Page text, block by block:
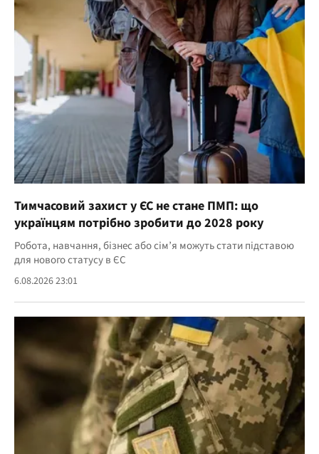
Тимчасовий захист у ЄС не стане ПМП: що
українцям потрібно зробити до 2028 року
Робота, навчання, бізнес або сім’я можуть стати підставою
для нового статусу в ЄС
6.08.2026 23:01